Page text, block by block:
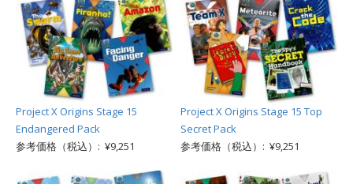
Project X Origins Stage 15
Endangered Pack
参考価格（税込）: ¥9,251
Project X Origins Stage 15 Top
Secret Pack
参考価格（税込）: ¥9,251